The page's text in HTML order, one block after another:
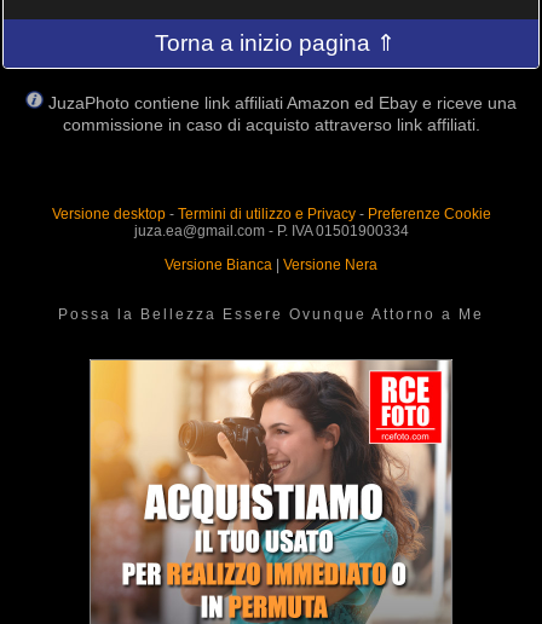
Torna a inizio pagina ⇑
JuzaPhoto contiene link affiliati Amazon ed Ebay e riceve una
commissione in caso di acquisto attraverso link affiliati.
Versione desktop- Termini di utilizzo e Privacy- Preferenze Cookie
juza.ea@gmail.com - P. IVA 01501900334
Versione Bianca
Versione Nera
Possa la Bellezza Essere Ovunque Attorno a Me